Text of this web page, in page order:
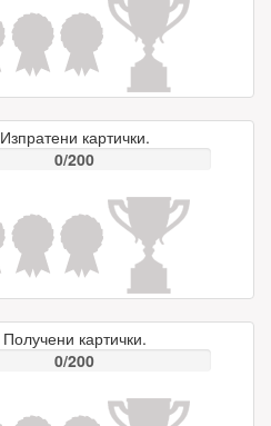
Изпратени картички.
0/200
Получени картички.
0/200